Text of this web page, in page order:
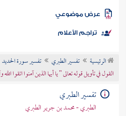
الكتب
موضوعي
تراجم الأعلام
الرئيسية تفسير الطبري
تفسير سورة الحديد
القول في تأويل قوله تعالى " يا أيها الذين آمنوا اتقوا
تفسير الطبري
الطبري - محمد بن جرير الطبري